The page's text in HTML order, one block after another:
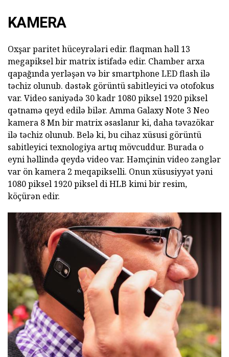
KAMERA
Oxşar paritet hüceyrələri edir. flaqman həll 13
megapiksel bir matrix istifadə edir. Chamber arxa
qapağında yerləşən və bir smartphone LED flash ilə
təchiz olunub. dəstək görüntü sabitleyici və otofokus
var. Video saniyədə 30 kadr 1080 piksel 1920 piksel
qətnamə qeyd edilə bilər. Amma Galaxy Note 3 Neo
kamera 8 Mn bir matrix əsaslanır ki, daha təvazökar
ilə təchiz olunub. Belə ki, bu cihaz xüsusi görüntü
sabitleyici texnologiya artıq mövcuddur. Burada o
eyni həllində qeydə video var. Həmçinin video zənglər
var ön kamera 2 meqapikselli. Onun xüsusiyyət yəni
1080 piksel 1920 piksel di HLB kimi bir resim,
köçürən edir.